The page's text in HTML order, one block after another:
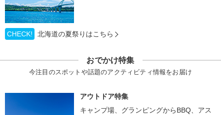
CHECK! 北海道の夏祭りはこちら
おでかけ特集
今注目のスポットや話題のアクティビティ情報をお届け
アウトドア特集
キャンプ場、グランピングからBBQ、アス